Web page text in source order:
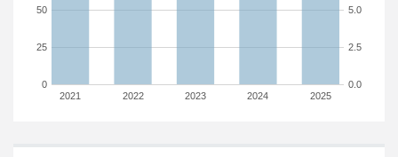
2021 2022 2023 2024 2025
0
25
50
0.0
2.5
5.0